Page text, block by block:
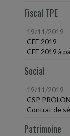
Fiscal TPE
19/11/2019
CFE 2019
CFE 2019 à
Social
19/11/2019
CSP
Contrat de
Patrimoine